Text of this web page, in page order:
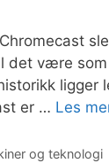
det være
ligger
er … Les
og teknologi